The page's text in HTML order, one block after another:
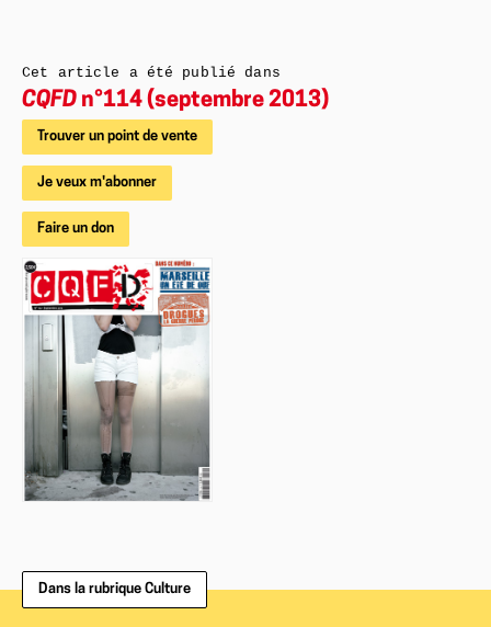
Cet article a été publié dans
CQFD n°114 (septembre 2013)
Trouver un point de vente
Je veux m'abonner
Faire un don
Dans la rubrique Culture